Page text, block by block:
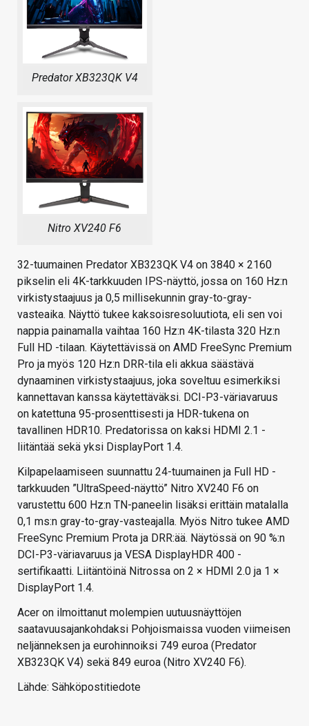
Predator XB323QK V4
Nitro XV240 F6
32-tuumainen Predator XB323QK V4 on 3840 × 2160
pikselin eli 4K-tarkkuuden IPS-näyttö, jossa on 160 Hz:n
virkistystaajuus ja 0,5 millisekunnin gray-to-gray-
vasteaika. Näyttö tukee kaksoisresoluutiota, eli sen voi
nappia painamalla vaihtaa 160 Hz:n 4K-tilasta 320 Hz:n
Full HD -tilaan. Käytettävissä on AMD FreeSync Premium
Pro ja myös 120 Hz:n DRR-tila eli akkua säästävä
dynaaminen virkistystaajuus, joka soveltuu esimerkiksi
kannettavan kanssa käytettäväksi. DCI-P3-väriavaruus
on katettuna 95-prosenttisesti ja HDR-tukena on
tavallinen HDR10. Predatorissa on kaksi HDMI 2.1 -
liitäntää sekä yksi DisplayPort 1.4.
Kilpapelaamiseen suunnattu 24-tuumainen ja Full HD -
tarkkuuden ”UltraSpeed-näyttö” Nitro XV240 F6 on
varustettu 600 Hz:n TN-paneelin lisäksi erittäin matalalla
0,1 ms:n gray-to-gray-vasteajalla. Myös Nitro tukee AMD
FreeSync Premium Prota ja DRR:ää. Näytössä on 90 %:n
DCI-P3-väriavaruus ja VESA DisplayHDR 400 -
sertifikaatti. Liitäntöinä Nitrossa on 2 × HDMI 2.0 ja 1 ×
DisplayPort 1.4.
Acer on ilmoittanut molempien uutuusnäyttöjen
saatavuusajankohdaksi Pohjoismaissa vuoden viimeisen
neljänneksen ja eurohinnoiksi 749 euroa (Predator
XB323QK V4) sekä 849 euroa (Nitro XV240 F6).
Lähde: Sähköpostitiedote